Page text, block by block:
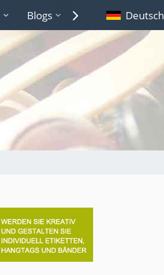
Blogs Lexikon Links
Deutsch